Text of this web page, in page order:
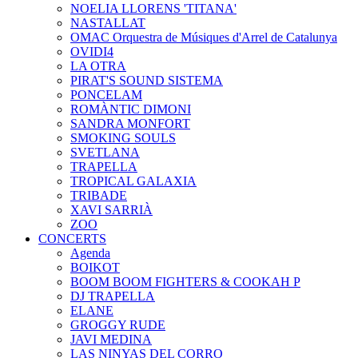
NOELIA LLORENS 'TITANA'
NASTALLAT
OMAC Orquestra de Músiques d'Arrel de Catalunya
OVIDI4
LA OTRA
PIRAT'S SOUND SISTEMA
PONCELAM
ROMÀNTIC DIMONI
SANDRA MONFORT
SMOKING SOULS
SVETLANA
TRAPELLA
TROPICAL GALAXIA
TRIBADE
XAVI SARRIÀ
ZOO
CONCERTS
Agenda
BOIKOT
BOOM BOOM FIGHTERS & COOKAH P
DJ TRAPELLA
ELANE
GROGGY RUDE
JAVI MEDINA
LAS NINYAS DEL CORRO